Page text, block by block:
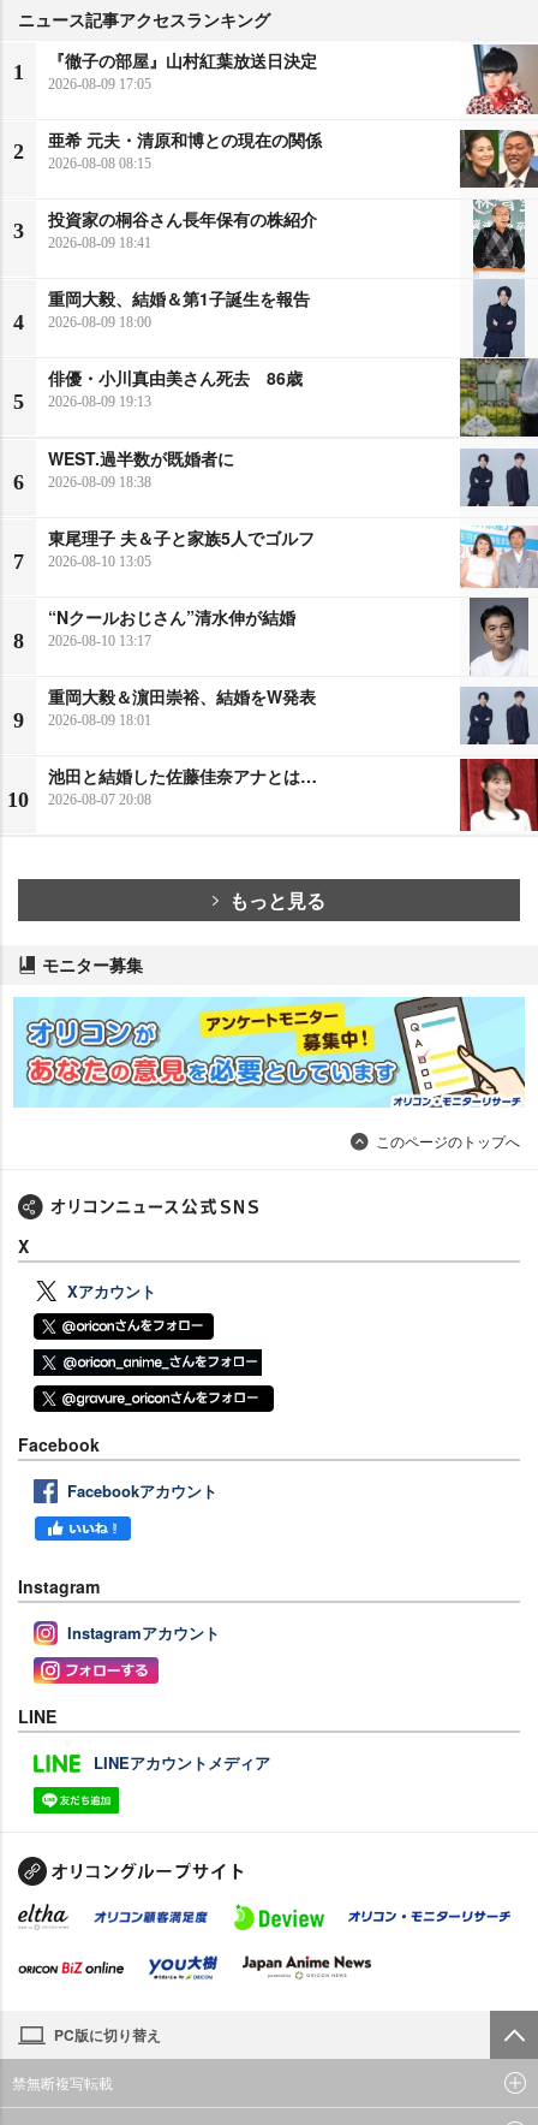
ニュース記事アクセスランキング
1
『徹子の部屋』山村紅葉放送日決定
2026-08-09 17:05
2
亜希 元夫・清原和博との現在の関係
2026-08-08 08:15
3
投資家の桐谷さん長年保有の株紹介
2026-08-09 18:41
4
重岡大毅、結婚＆第1子誕生を報告
2026-08-09 18:00
5
俳優・小川真由美さん死去 86歳
2026-08-09 19:13
6
WEST.過半数が既婚者に
2026-08-09 18:38
7
東尾理子 夫＆子と家族5人でゴルフ
2026-08-10 13:05
8
“Nクールおじさん”清水伸が結婚
2026-08-10 13:17
9
重岡大毅＆濵田崇裕、結婚をW発表
2026-08-09 18:01
10
池田と結婚した佐藤佳奈アナとは…
2026-08-07 20:08
もっと見る
モニター募集
このページのトップへ
X
Xアカウント
Facebook
Facebookアカウント
Instagram
Instagramアカウント
LINE
LINEアカウントメディア
PC版に切り替え
禁無断複写転載